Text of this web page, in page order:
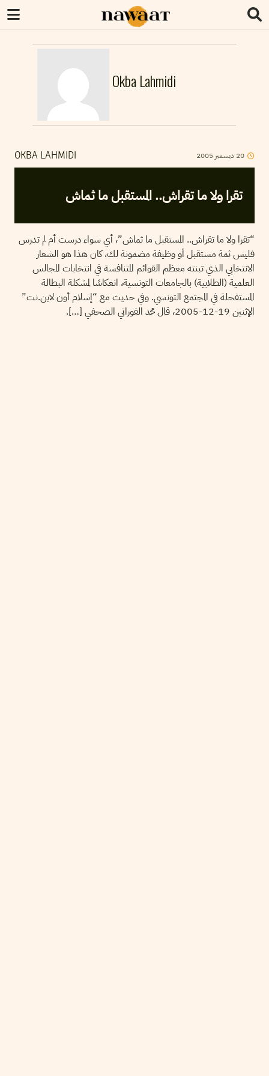
Okba Lahmidi
OKBA LAHMIDI 20 ديسمبر 2005
تقرا ولا ما تقراش.. المستقبل ما ثماش
“تقرا ولا ما تقراش.. المستقبل ما ثماش”، أي سواء درست أم لم تدرس
فليس ثمة مستقبل أو وظيفة مضمونة لك، كان هذا هو الشعار
الانتخابي الذي تبنته معظم القوائم المتنافسة في انتخابات المجالس
العلمية (الطلابية) بالجامعات التونسية، انعكاسًا لمشكلة البطالة
المستفحلة في المجتمع التونسي. وفي حديث مع “إسلام أون لاين.نت”
الإثنين 19-12-2005، قال محمد الفوراتي الصحفي […].